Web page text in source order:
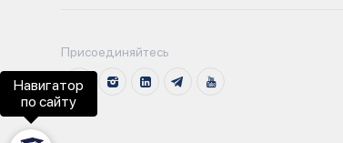
Присоединяйтесь
Навигатор
по сайту